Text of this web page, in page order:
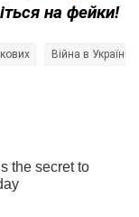
на фейки!
Війна в Україні